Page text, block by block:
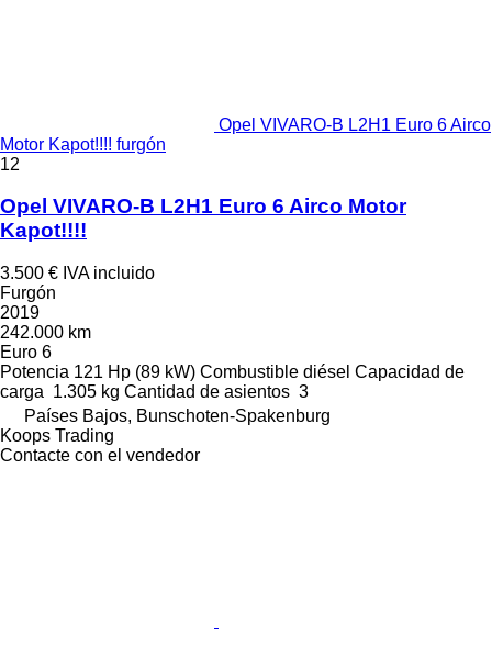
Opel VIVARO-B L2H1 Euro 6 Airco
Motor Kapot!!!! furgón
12
Opel VIVARO-B L2H1 Euro 6 Airco Motor
Kapot!!!!
3.500 € IVA incluido
Furgón
2019
242.000 km
Euro 6
Potencia 121 Hp (89 kW) Combustible diésel Capacidad de
carga 1.305 kg Cantidad de asientos 3
Países Bajos, Bunschoten-Spakenburg
Koops Trading
Contacte con el vendedor